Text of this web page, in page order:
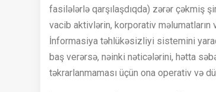
fasilələrlə qarşılaşdıqda) zərər çəkmiş
vacib aktivlərin, korporativ məlumatların
İnformasiya təhlükəsizliyi sistemini
baş verərsə, nəinki nəticələrini, hətta
təkrarlanmaması üçün ona operativ və